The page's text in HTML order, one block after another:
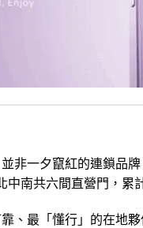
非一夕竄紅的連鎖品
中南共六間直營門，累
、最「懂行」的在地夥